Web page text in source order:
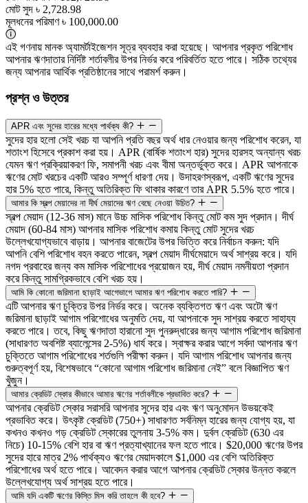
মোট সুদ ৳ 2,728.98
মূলধনের পরিমাণ ৳ 100,000.00
এই গণনায় মানক অ্যামর্টাইজেশন সূত্র ব্যবহার করা হয়েছে। আপনার প্রকৃত পরিশোধ
আপনার ঋণদাতার নির্দিষ্ট শর্তাবলীর উপর নির্ভর করে পরিবর্তিত হতে পারে। সঠিক তথ্যের
জন্য আপনার আর্থিক প্রতিষ্ঠানের সাথে পরামর্শ করুন।
প্রশ্ন ও উত্তর
APR এবং সুদের হারের মধ্যে পার্থক্য কী?
সুদের হার হলো সেই খরচ যা আপনি প্রতি বছর অর্থ ধার নেওয়ার জন্য পরিশোধ করেন, যা
শতাংশ হিসেবে প্রকাশ করা হয়। APR (বার্ষিক শতাংশ হার) সুদের হারসহ অন্যান্য খরচ
যেমন ঋণ প্রক্রিয়াকরণ ফি, সমাপনী খরচ এবং বীমা অন্তর্ভুক্ত করে। APR আপনাকে
ঋণের মোট খরচের একটি আরও সম্পূর্ণ ধারণা দেয়। উদাহরণস্বরূপ, একটি ঋণের সুদের
হার 5% হতে পারে, কিন্তু অতিরিক্ত ফি থাকার কারণে তার APR 5.5% হতে পারে।
আমার কি স্বল্প মেয়াদের না দীর্ঘ মেয়াদের ঋণ বেছে নেওয়া উচিত?
স্বল্প মেয়াদ (12-36 মাস) মানে উচ্চ মাসিক পরিশোধ কিন্তু মোট কম সুদ প্রদান। দীর্ঘ
মেয়াদ (60-84 মাস) আপনার মাসিক পরিশোধ কমায় কিন্তু মোট সুদের খরচ
উল্লেখযোগ্যভাবে বাড়ায়। আপনার বাজেটের উপর ভিত্তি করে নির্বাচন করুন: যদি
আপনি বেশি পরিশোধ বহন করতে পারেন, স্বল্প মেয়াদ দীর্ঘমেয়াদে অর্থ সাশ্রয় করে। যদি
নগদ প্রবাহের জন্য কম মাসিক পরিশোধের প্রয়োজন হয়, দীর্ঘ মেয়াদ নমনীয়তা প্রদান
করে কিন্তু সামগ্রিকভাবে বেশি খরচ হয়।
আমি কি কোনো জরিমানা ছাড়াই আগেভাগে আমার ঋণ পরিশোধ করতে পারি?
এটি আপনার ঋণ চুক্তির উপর নির্ভর করে। অনেক ব্যক্তিগত ঋণ এবং অটো ঋণ
জরিমানা ছাড়াই আগাম পরিশোধের অনুমতি দেয়, যা আপনাকে সুদ সাশ্রয় করতে সাহায্য
করতে পারে। তবে, কিছু ঋণদাতা হারানো সুদ পুনরুদ্ধারের জন্য আগাম পরিশোধ জরিমানা
(সাধারণত অবশিষ্ট ব্যালেন্সের 2-5%) ধার্য করে। স্বাক্ষর করার আগে সর্বদা আপনার ঋণ
চুক্তিতে আগাম পরিশোধের শর্তগুলি পরীক্ষা করুন। যদি আগাম পরিশোধ আপনার জন্য
গুরুত্বপূর্ণ হয়, বিশেষভাবে “কোনো আগাম পরিশোধ জরিমানা নেই” বলে বিজ্ঞাপিত ঋণ
খুঁজুন।
আমার ক্রেডিট স্কোর কীভাবে আমার ঋণের শর্তাবলীকে প্রভাবিত করে?
আপনার ক্রেডিট স্কোর সরাসরি আপনার সুদের হার এবং ঋণ অনুমোদন উভয়কেই
প্রভাবিত করে। উৎকৃষ্ট ক্রেডিট (750+) সাধারণত সর্বনিম্ন হারের জন্য যোগ্য হয়, যা
কখনও কখনও গড় ক্রেডিট স্কোরের তুলনায় 3-5% কম। দুর্বল ক্রেডিট (630 এর
নিচে) 10-15% বেশি হার বা ঋণ প্রত্যাখ্যানের ফল হতে পারে। $20,000 ঋণের উপর
সুদের হারে মাত্র 2% পার্থক্যও ঋণের মেয়াদকালে $1,000 এর বেশি অতিরিক্ত
পরিশোধের অর্থ হতে পারে। আবেদন করার আগে আপনার ক্রেডিট স্কোর উন্নত করলে
উল্লেখযোগ্য অর্থ সাশ্রয় হতে পারে।
আমি যদি একটি ঋণের কিস্তি মিস করি তাহলে কী হবে?